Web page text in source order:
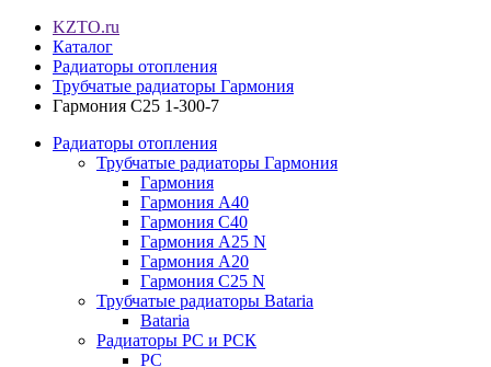
KZTO.ru
Каталог
Радиаторы отопления
Трубчатые радиаторы Гармония
Гармония С25 1-300-7
Радиаторы отопления
Трубчатые радиаторы Гармония
Гармония
Гармония А40
Гармония С40
Гармония А25 N
Гармония А20
Гармония С25 N
Трубчатые радиаторы Bataria
Bataria
Радиаторы РС и РСК
РС